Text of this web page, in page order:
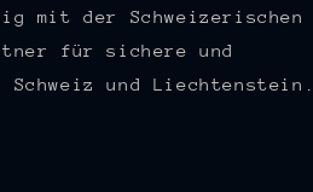
mit der Schweizerischen
für sichere und
und Liechtenstein.